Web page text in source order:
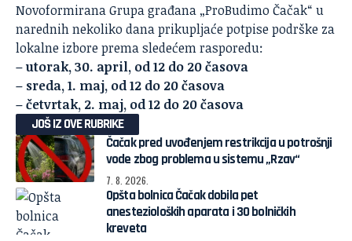
Novoformirana Grupa građana „ProBudimo Čačak“ u
narednih nekoliko dana prikupljaće potpise podrške za
lokalne izbore prema sledećem rasporedu:
– utorak, 30. april, od 12 do 20 časova
– sreda, 1. maj, od 12 do 20 časova
– četvrtak, 2. maj, od 12 do 20 časova
JOŠ IZ OVE RUBRIKE
Čačak pred uvođenjem restrikcija u potrošnji
vode zbog problema u sistemu „Rzav“
7. 8. 2026.
Opšta bolnica Čačak dobila pet
anestezioloških aparata i 30 bolničkih
kreveta